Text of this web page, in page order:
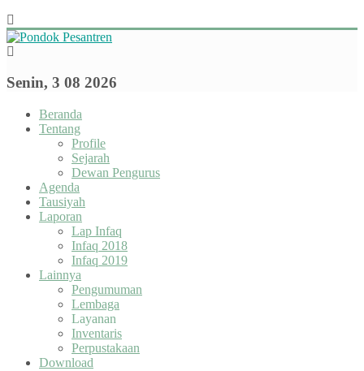
Senin, 3 08 2026
Beranda
Tentang
Profile
Sejarah
Dewan Pengurus
Agenda
Tausiyah
Laporan
Lap Infaq
Infaq 2018
Infaq 2019
Lainnya
Pengumuman
Lembaga
Layanan
Inventaris
Perpustakaan
Download